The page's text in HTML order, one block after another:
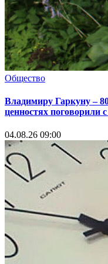
Общество
Владимиру Гаркуну –
ценностях поговорили
04.08.26 09:00